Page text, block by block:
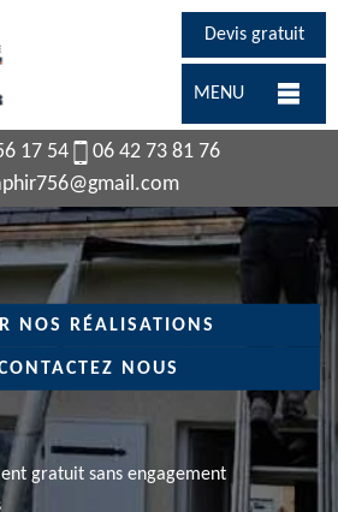
Devis gratuit
MENU
17 54
06 42 73 81 76
NOS RÉALISATIONS
NOUS
gratuit sans engagement